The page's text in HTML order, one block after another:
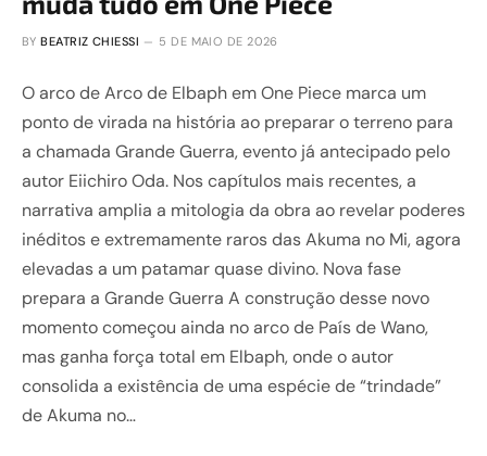
BY BEATRIZ CHIESSI 5 DE MAIO DE 2026
O arco de Arco de Elbaph em One Piece marca um
ponto de virada na história ao preparar o terreno para
a chamada Grande Guerra, evento já antecipado pelo
autor Eiichiro Oda. Nos capítulos mais recentes, a
narrativa amplia a mitologia da obra ao revelar poderes
inéditos e extremamente raros das Akuma no Mi, agora
elevadas a um patamar quase divino. Nova fase
prepara a Grande Guerra A construção desse novo
momento começou ainda no arco de País de Wano,
mas ganha força total em Elbaph, onde o autor
consolida a existência de uma espécie de “trindade”
de Akuma no…